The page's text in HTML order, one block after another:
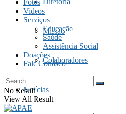
Diretoria
Missão
Colaboradores
Notícias
Fotos
Videos
Serviços
Educação
Saúde
Assistência Social
Doações
Fale Conosco
No Result
View All Result